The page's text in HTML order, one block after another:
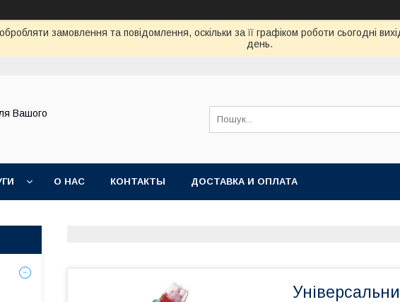
замовлення та повідомлення, оскільки за її графіком роботи сьогодні
день.
Вашого
О НАС КОНТАКТЫ ДОСТАВКА И ОПЛАТА